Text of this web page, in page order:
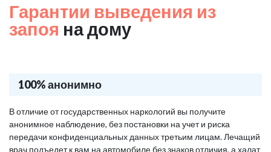
Гарантии выведения из
запоя на дому
100% анонимно
В отличие от государственных наркологий вы получите
анонимное наблюдение, без постановки на учет и риска
передачи конфиденциальных данных третьим лицам. Лечащий
врач подъедет к вам на автомобиле без знаков отличия, а халат